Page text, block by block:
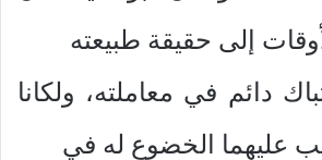
إلى حقيقة طبيعته
دائم في معاملته، ولكانا
عليهما الخضوع له في